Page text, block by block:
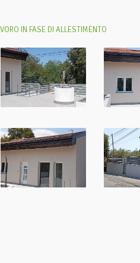
IN FASE DI ALLESTIMENTO